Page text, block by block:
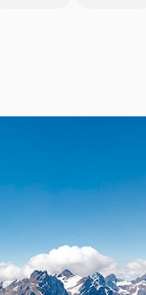
Academy
Dokumentation
Support